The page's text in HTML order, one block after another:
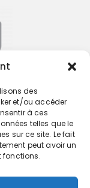
des
et/ou accéder
à ces
telles que le
sur ce site. Le fait
peut avoir un
fonctions.